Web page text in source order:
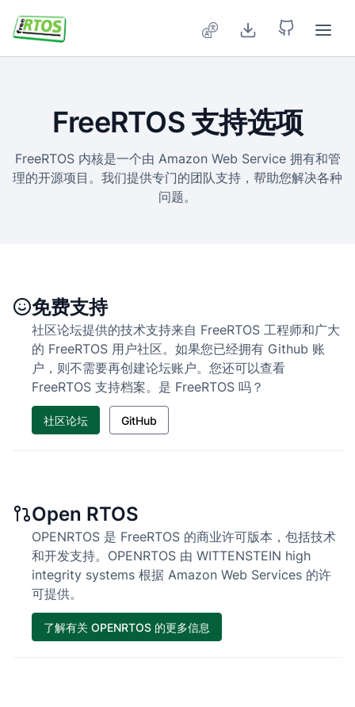
FreeRTOS 支持选项
FreeRTOS 内核是一个由 Amazon Web Service 拥有和管
理的开源项目。我们提供专门的团队支持，帮助您解决各种
问题。
免费支持
社区论坛提供的技术支持来自 FreeRTOS 工程师和广大
的 FreeRTOS 用户社区。如果您已经拥有 Github 账
户，则不需要再创建论坛账户。您还可以查看
FreeRTOS 支持档案。是 FreeRTOS 吗？
社区论坛 GitHub
Open RTOS
OPENRTOS 是 FreeRTOS 的商业许可版本，包括技术
和开发支持。OPENRTOS 由 WITTENSTEIN high
integrity systems 根据 Amazon Web Services 的许
可提供。
了解有关 OPENRTOS 的更多信息